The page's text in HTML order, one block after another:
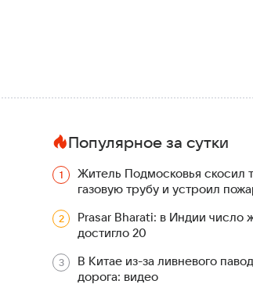
Популярное за сутки
Житель Подмосковья скосил
газовую трубу и устроил
Prasar Bharati: в Индии число
достигло 20
В Китае из-за ливневого
дорога: видео